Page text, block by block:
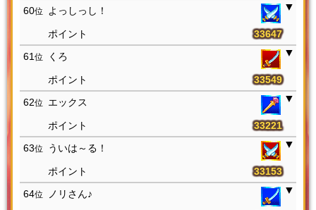
60位 よっしっし！
33647
61 位 くろ
33549
62位 エックス
33221
63位 ういは～る！
33153
64位 ノリさん♪